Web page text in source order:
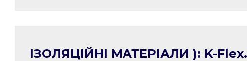
ІЗОЛЯЦІЙНІ МАТЕРІАЛИ ): K-Flex.